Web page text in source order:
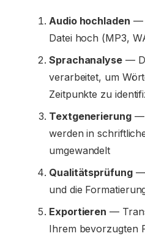
Audio hochladen —
Datei hoch (MP3,
Sprachanalyse—
verarbeitet, um
Zeitpunkte zu
Textgenerierung—
werden in
umgewandelt
Qualitätsprüfung—
und die
Exportieren —
Ihrem bevorzugten